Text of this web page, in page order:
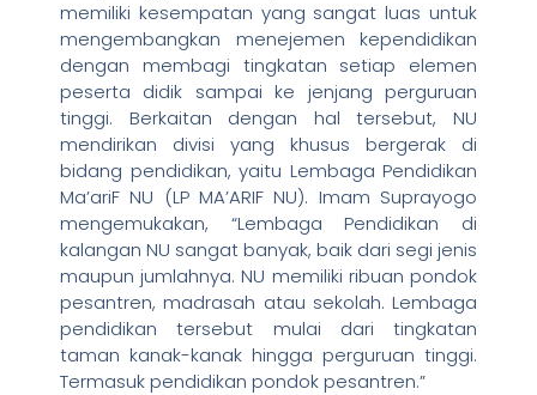
memiliki kesempatan yang sangat luas untuk
mengembangkan menejemen kependidikan
dengan membagi tingkatan setiap elemen
peserta didik sampai ke jenjang perguruan
tinggi. Berkaitan dengan hal tersebut, NU
mendirikan divisi yang khusus bergerak di
bidang pendidikan, yaitu Lembaga Pendidikan
Ma’ariF NU (LP MA’ARIF NU). Imam Suprayogo
mengemukakan, “Lembaga Pendidikan di
kalangan NU sangat banyak, baik dari segi jenis
maupun jumlahnya. NU memiliki ribuan pondok
pesantren, madrasah atau sekolah. Lembaga
pendidikan tersebut mulai dari tingkatan
taman kanak-kanak hingga perguruan tinggi.
Termasuk pendidikan pondok pesantren.”